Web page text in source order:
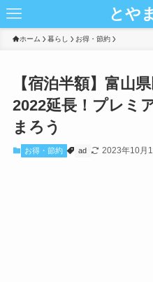
とや
ホーム 暮らし お得・節約
【宿泊半額】富山
2022延長！プレミ
まろう
お得・節約 ad 2023年10月